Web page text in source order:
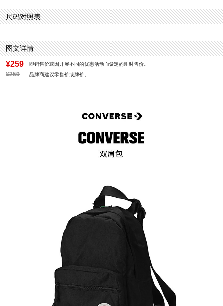
尺码对照表
图文详情
¥259 即销售价或因开展不同的优惠活动而设定的即时售价。
¥259 品牌商建议零售价或牌价。